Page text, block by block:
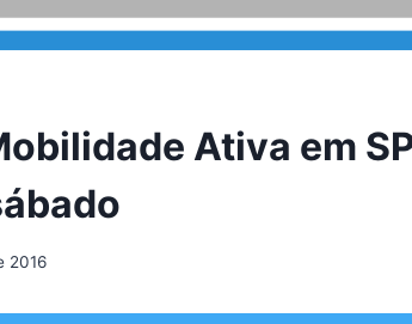
Ativa em
2016